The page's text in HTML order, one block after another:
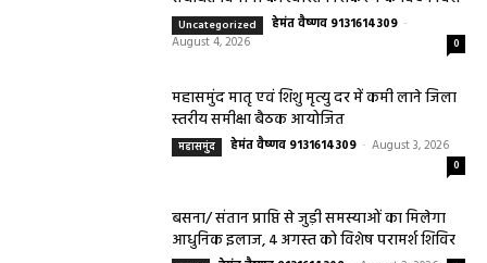
Uncategorized हेमंत वैष्णव 9131614309 -
August 4, 2026
0
महासमुंद मातृ एवं शिशु मृत्यु दर में कमी लाने जिला
स्तरीय समीक्षा बैठक आयोजित
महासमुंद हेमंत वैष्णव 9131614309 - August 3, 2026
0
बसना/ संतान प्राप्ति से जुड़ी समस्याओं का मिलेगा
आधुनिक इलाज, 4 अगस्त को विशेष परामर्श शिविर